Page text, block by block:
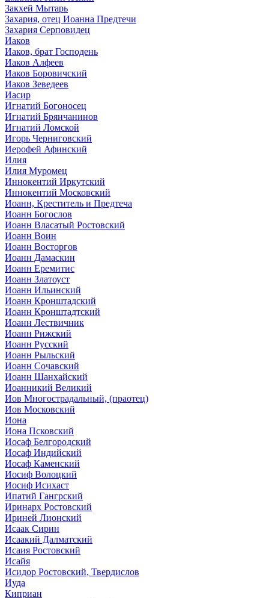
Закхей Мытарь
Захария, отец Иоанна Предтечи
Захария Серповидец
Иаков
Иаков, брат Господень
Иаков Алфеев
Иаков Боровичский
Иаков Зеведеев
Иасир
Игнатий Богоносец
Игнатий Брянчанинов
Игнатий Ломской
Игорь Черниговский
Иерофей Афинский
Илия
Илия Муромец
Иннокентий Иркутский
Иннокентий Московский
Иоанн, Креститель и Предтеча
Иоанн Богослов
Иоанн Власатый Ростовский
Иоанн Воин
Иоанн Восторгов
Иоанн Дамаскин
Иоанн Еремитис
Иоанн Златоуст
Иоанн Ильинский
Иоанн Кронштадский
Иоанн Кронштадтский
Иоанн Лествичник
Иоанн Рижский
Иоанн Русский
Иоанн Рыльский
Иоанн Сочавский
Иоанн Шанхайский
Иоанникий Великий
Иов Многострадальный, (праотец)
Иов Московский
Иона
Иона Псковский
Иосаф Белгородский
Иосаф Индийский
Иосаф Каменский
Иосиф Волоцкий
Иосиф Исихаст
Ипатий Гангрский
Иринарх Ростовский
Ириней Лионский
Исаак Сирин
Исаакий Далматский
Исаия Ростовский
Исайя
Исидор Ростовский, Твердислов
Иуда
Киприан